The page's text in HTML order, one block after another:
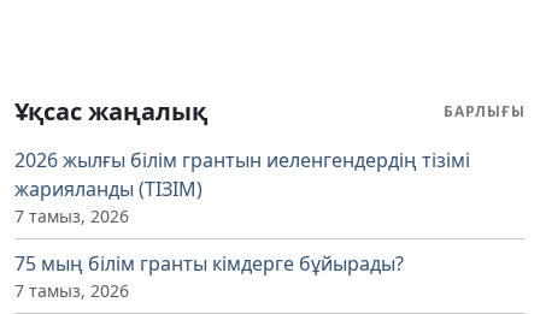
Ұқсас жаңалық БАРЛЫҒЫ
2026 жылғы білім грантын иеленгендердің тізімі
жарияланды (ТІЗІМ)
7 тамыз, 2026
75 мың білім гранты кімдерге бұйырады?
7 тамыз, 2026